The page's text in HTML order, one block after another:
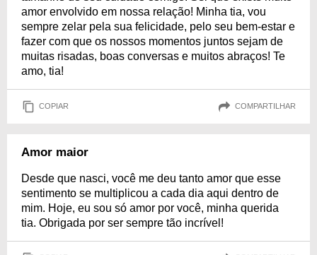
amor envolvido em nossa relação! Minha tia, vou
sempre zelar pela sua felicidade, pelo seu bem-estar e
fazer com que os nossos momentos juntos sejam de
muitas risadas, boas conversas e muitos abraços! Te
amo, tia!
COPIAR COMPARTILHAR
Amor maior
Desde que nasci, você me deu tanto amor que esse
sentimento se multiplicou a cada dia aqui dentro de
mim. Hoje, eu sou só amor por você, minha querida
tia. Obrigada por ser sempre tão incrível!